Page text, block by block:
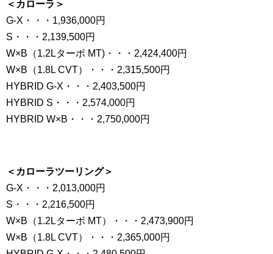
＜カローラ＞
G-X・・・1,936,000円
S・・・2,139,500円
W×B（1.2Lターボ MT)・・・2,424,400円
W×B（1.8L CVT）・・・2,315,500円
HYBRID G-X・・・2,403,500円
HYBRID S・・・2,574,000円
HYBRID W×B・・・2,750,000円
＜カローラツーリング＞
G-X・・・2,013,000円
S・・・2,216,500円
W×B（1.2Lターボ MT）・・・2,473,900円
W×B（1.8L CVT）・・・2,365,000円